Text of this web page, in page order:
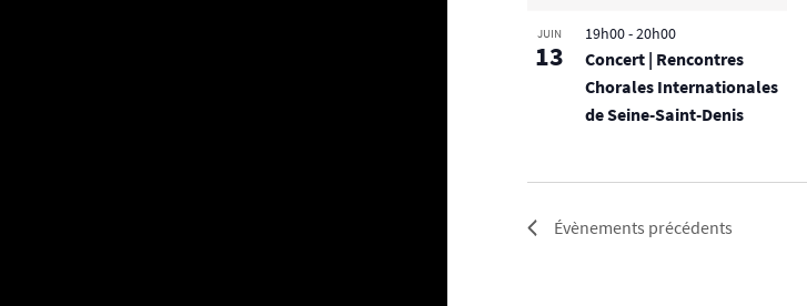
JUIN
13
Concert | Rencontres
Chorales Internationales
de Seine-Saint-Denis
19h00-20h00
Évènements précédents